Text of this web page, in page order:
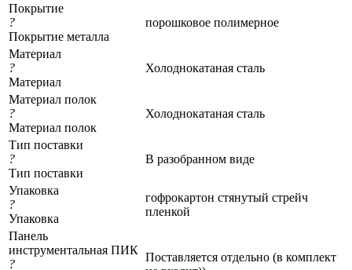
Покрытие
?
Покрытие металла
порошковое полимерное
Материал
?
Материал
Холоднокатаная сталь
Материал полок
?
Материал полок
Холоднокатаная сталь
Тип поставки
?
Тип поставки
В разобранном виде
Упаковка
?
Упаковка
гофрокартон стянутый стрейч
пленкой
Панель
инструментальная ПИК
?
Поставляется отдельно (в комплект